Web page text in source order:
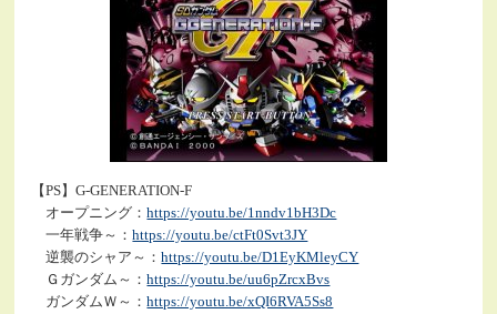
【PS】G-GENERATION-F
オープニング：https://youtu.be/1nndv1bH3Dc
一年戦争～：https://youtu.be/ctFt0Svt3JY
逆襲のシャア～：https://youtu.be/D1EyKMleyCY
Ｇガンダム～：https://youtu.be/uu6pZrcxBvs
ガンダムＷ～：https://youtu.be/xQI6RVA5Ss8